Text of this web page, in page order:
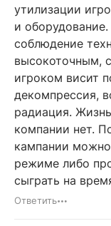
утилизации
и
соблюдение
высокоточным,
игроком висит
декомпрессия,
радиация.
компании нет.
кампании
режиме либо
сыграть на
Ответить